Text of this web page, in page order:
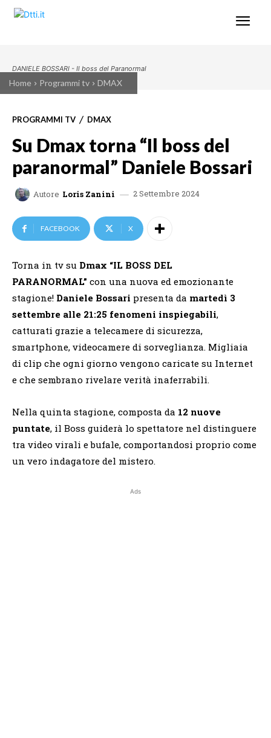
Home Programmi tv DMAX
DANIELE BOSSARI - Il boss del Paranormal
PROGRAMMI TV DMAX
Su Dmax torna “Il boss del
paranormal” Daniele Bossari
Autore Loris Zanini 2 Settembre 2024
FACEBOOK X
Torna in tv su Dmax “IL BOSS DEL
PARANORMAL” con una nuova ed emozionante
stagione! Daniele Bossari presenta da martedì 3
settembre alle 21:25 fenomeni inspiegabili,
catturati grazie a telecamere di sicurezza,
smartphone, videocamere di sorveglianza. Migliaia
di clip che ogni giorno vengono caricate su Internet
e che sembrano rivelare verità inaferrabili.
Nella quinta stagione, composta da 12 nuove
puntate, il Boss guiderà lo spettatore nel distinguere
tra video virali e bufale, comportandosi proprio come
un vero indagatore del mistero.
Ads